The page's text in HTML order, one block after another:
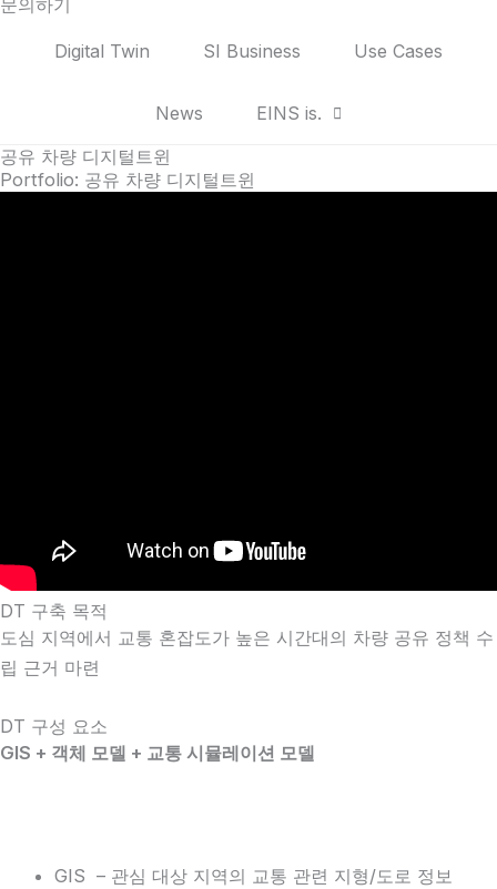
문의하기
Digital Twin SI Business Use Cases
News
EINS is.
공유 차량 디지털트윈
Portfolio: 공유 차량 디지털트윈
DT 구축 목적
도심 지역에서 교통 혼잡도가 높은 시간대의 차량 공유 정책 수
립 근거 마련
DT 구성 요소
GIS + 객체 모델 + 교통 시뮬레이션 모델
GIS – 관심 대상 지역의 교통 관련 지형/도로 정보